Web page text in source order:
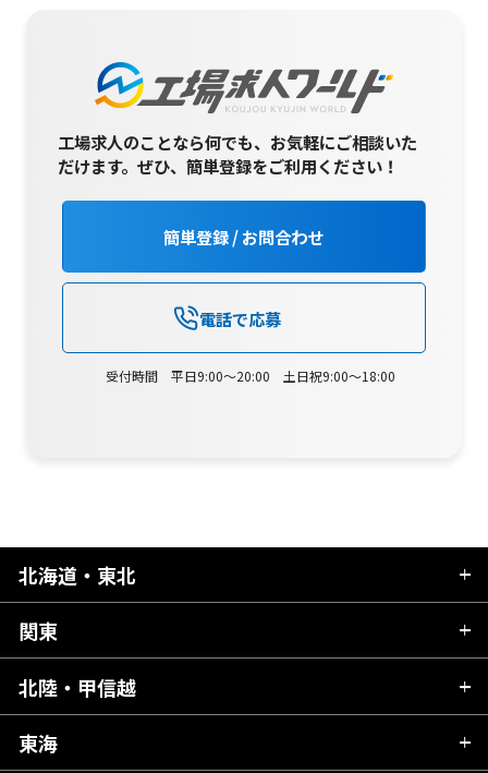
工場求人のことなら何でも、お気軽にご相談いた
だけます。ぜひ、簡単登録をご利用ください！
簡単登録 / お問合わせ
電話で応募
受付時間 平日9:00～20:00 土日祝9:00～18:00
北海道・東北
北海道
青森県
秋田県
関東
茨城県
栃木県
北陸・甲信越
新潟県
東海